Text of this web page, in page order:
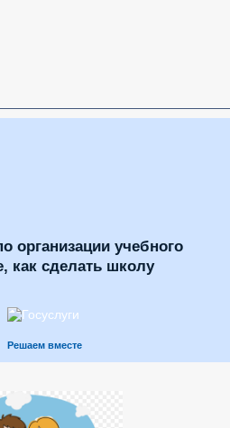
организации учебного
как сделать школу
Решаем вместе